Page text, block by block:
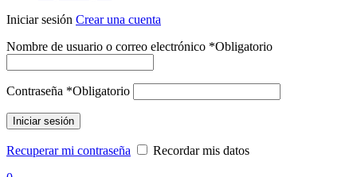
Iniciar sesión Crear una cuenta
Nombre de usuario o correo electrónico *Obligatorio
Contraseña *Obligatorio
Iniciar sesión
Recuperar mi contraseña
Recordar mis datos